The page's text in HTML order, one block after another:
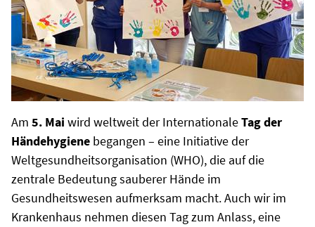
Am 5. Mai wird weltweit der InternationaleTag der
Händehygiene begangen – eine Initiative der
Weltgesundheitsorganisation (WHO), die auf die
zentrale Bedeutung sauberer Hände im
Gesundheitswesen aufmerksam macht. Auch wir im
Krankenhaus nehmen diesen Tag zum Anlass, eine